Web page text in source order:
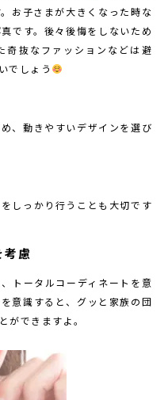
お子さまが大きくなった時な
です。後々後悔をしないため
奇抜なファッションなどは避
でしょう
、動きやすいデザインを選び
しっかり行うことも大切です
慮
トータルコーディネートを意
意識すると、グッと家族の団
ができますよ。